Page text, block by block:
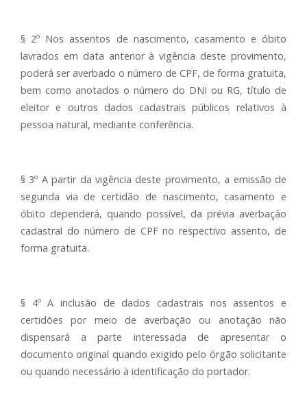
§ 2º Nos assentos de nascimento, casamento e óbito
lavrados em data anterior à vigência deste provimento,
poderá ser averbado o número de CPF, de forma gratuita,
bem como anotados o número do DNI ou RG, título de
eleitor e outros dados cadastrais públicos relativos à
pessoa natural, mediante conferência.
§ 3º A partir da vigência deste provimento, a emissão de
segunda via de certidão de nascimento, casamento e
óbito dependerá, quando possível, da prévia averbação
cadastral do número de CPF no respectivo assento, de
forma gratuita.
§ 4º A inclusão de dados cadastrais nos assentos e
certidões por meio de averbação ou anotação não
dispensará a parte interessada de apresentar o
documento original quando exigido pelo órgão solicitante
ou quando necessário à identificação do portador.